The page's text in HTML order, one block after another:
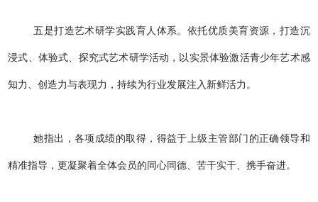
五是打造艺术研学实践育人体系。依托优质美育资源，打造沉
浸式、体验式、探究式艺术研学活动，以实景体验激活青少年艺术感
知力、创造力与表现力，持续为行业发展注入新鲜活力。
她指出，各项成绩的取得，得益于上级主管部门的正确领导和
精准指导，更凝聚着全体会员的同心同德、苦干实干、携手奋进。